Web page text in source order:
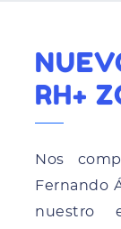
RH+
Nos
Fernando
nuestro